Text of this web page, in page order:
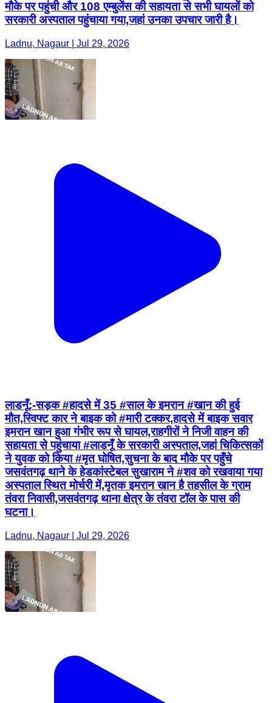
मौके पर पहुंची और 108 एम्बुलेंस की सहायता से सभी घायलों को
सरकारी अस्पताल पहुंचाया गया,जहां उनका उपचार जारी है।
Ladnu, Nagaur | Jul 29, 2026
लाडनूँ:-सड़क #हादसे में 35 #साल के इमरान #खान की हुई
मौत,स्विफ्ट कार ने बाइक को #मारी टक्कर,हादसे में बाइक सवार
इमरान खान हुआ गंभीर रूप से घायल,राहगीरों ने निजी वाहन की
सहायता से पहुंचाया #लाडनूँ के सरकारी अस्पताल,जहां चिकित्सकों
ने युवक को किया #मृत घोषित,सुचना के बाद मौके पर पहुँचे
जसवंतगढ़ थाने के हेडकांस्टेबल सुखाराम ने #शव को रखवाया गया
अस्पताल स्थित मोर्चरी में,मृतक इमरान खान है तहसील के ग्राम
तंवरा निवासी,जसवंतगढ़ थाना क्षेत्र के तंवरा टॉल के पास की
घटना।
Ladnu, Nagaur | Jul 29, 2026